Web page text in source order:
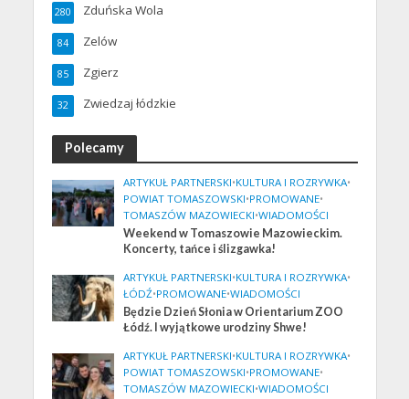
Zduńska Wola
280
Zelów
84
Zgierz
85
Zwiedzaj łódzkie
32
Polecamy
ARTYKUŁ PARTNERSKI•KULTURA I ROZRYWKA•
POWIAT TOMASZOWSKI•PROMOWANE•
TOMASZÓW MAZOWIECKI•WIADOMOŚCI
Weekend w Tomaszowie Mazowieckim.
Koncerty, tańce i ślizgawka!
ARTYKUŁ PARTNERSKI•KULTURA I ROZRYWKA•
ŁÓDŹ•PROMOWANE•WIADOMOŚCI
Będzie Dzień Słonia w Orientarium ZOO
Łódź. I wyjątkowe urodziny Shwe!
ARTYKUŁ PARTNERSKI•KULTURA I ROZRYWKA•
POWIAT TOMASZOWSKI•PROMOWANE•
TOMASZÓW MAZOWIECKI•WIADOMOŚCI